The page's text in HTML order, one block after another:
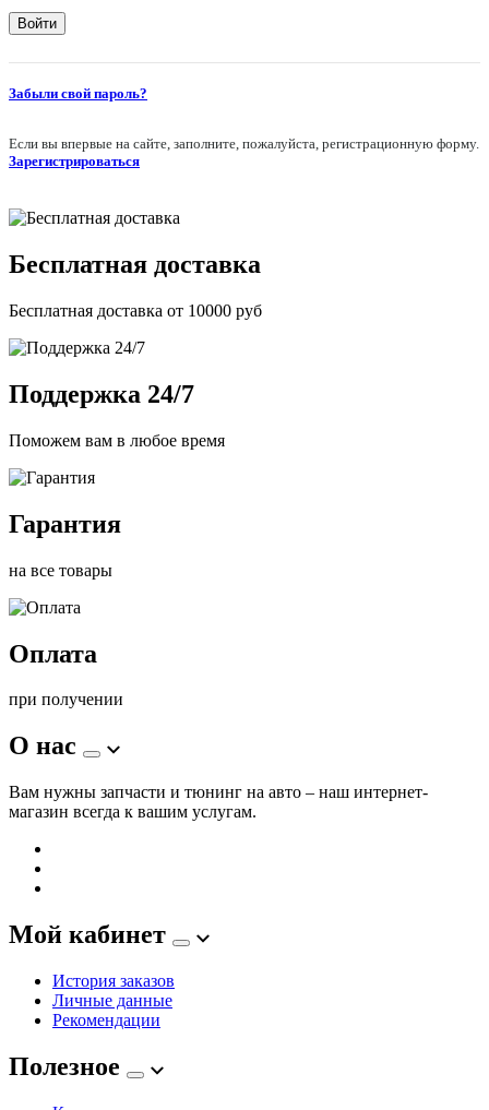
Забыли свой пароль?
Если вы впервые на сайте, заполните, пожалуйста, регистрационную форму.
Зарегистрироваться
Бесплатная доставка
Бесплатная доставка от 10000 руб
Поддержка 24/7
Поможем вам в любое время
Гарантия
на все товары
Оплата
при получении
О нас
Вам нужны запчасти и тюнинг на авто – наш интернет-
магазин всегда к вашим услугам.
Мой кабинет
История заказов
Личные данные
Рекомендации
Полезное